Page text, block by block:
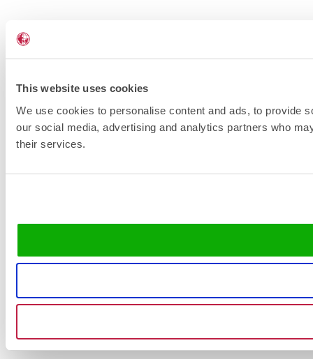
This website uses cookies
We use cookies to personalise content and ads, to provide
our social media, advertising and analytics partners who
their services.